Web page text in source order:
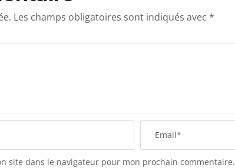
Les champs obligatoires sont indiqués avec *
site dans le navigateur pour mon prochain commentaire.